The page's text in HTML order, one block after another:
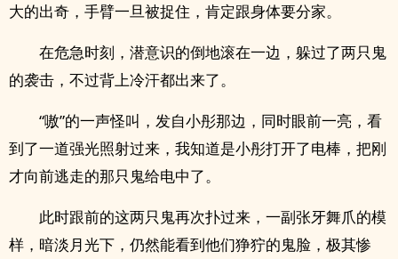
大的出奇，手臂一旦被捉住，肯定跟身体要分家。
在危急时刻，潜意识的倒地滚在一边，躲过了两只鬼
的袭击，不过背上冷汗都出来了。
“嗷”的一声怪叫，发自小彤那边，同时眼前一亮，看
到了一道强光照射过来，我知道是小彤打开了电棒，把刚
才向前逃走的那只鬼给电中了。
此时跟前的这两只鬼再次扑过来，一副张牙舞爪的模
样，暗淡月光下，仍然能看到他们狰狞的鬼脸，极其惨